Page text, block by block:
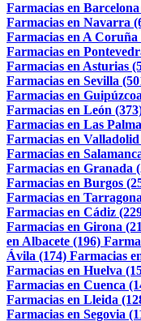
Farmacias en
Farmacias en Navarra
Farmacias en A Coruña
Farmacias en
Farmacias en Asturias
Farmacias en Sevilla
Farmacias en
Farmacias en León
Farmacias en Las
Farmacias en Valladolid
Farmacias en
Farmacias en Granada
Farmacias en Burgos
Farmacias en
Farmacias en Cádiz
Farmacias en Girona
en Albacete (196)
Ávila (174) Farmacias
Farmacias en Huelva
Farmacias en Cuenca
Farmacias en Lleida
Farmacias en Segovia